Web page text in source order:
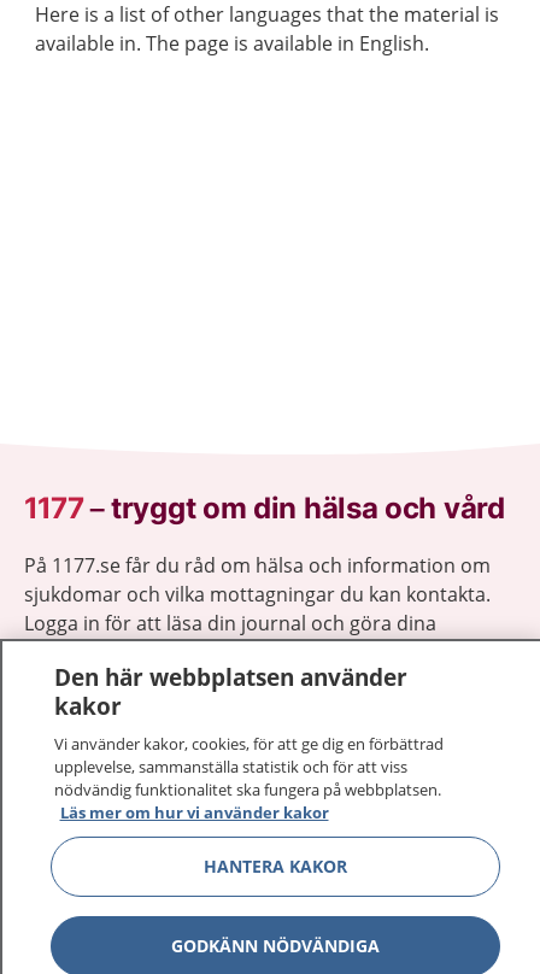
Here is a list of other languages that the material is
available in. The page is available in English.
1177–tryggt om din hälsa och vård
På 1177.se får du råd om hälsa och information om
sjukdomar och vilka mottagningar du kan kontakta.
Logga in för att läsa din journal och göra dina
sjukvårdsrådgivning dygnet runt.
1177 ger dig råd när du vill må bättre.
1177 på flera språk Show
Om 1177 Show
Den här webbplatsen använder
kakor
Vi använder kakor, cookies, för att ge dig en förbättrad
upplevelse, sammanställa statistik och för att viss
nödvändig funktionalitet ska fungera på webbplatsen.
Läs mer om hur vi använder kakor
HANTERA KAKOR
GODKÄNN NÖDVÄNDIGA